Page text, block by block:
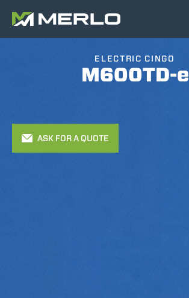
ELECTRIC CINGO
M600TD-e
ASK FOR A QUOTE